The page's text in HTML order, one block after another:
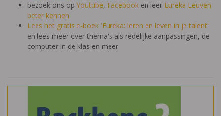
bezoek ons op Youtube, Facebook en leer Eureka Leuven
beter kennen.
Lees het gratis e-boek 'Eureka: leren en leven in je talent'
en lees meer over thema's als redelijke aanpassingen, de
computer in de klas en meer